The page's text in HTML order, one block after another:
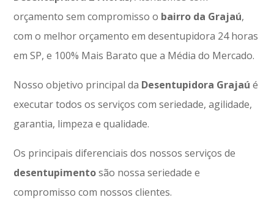
orçamento sem compromisso o bairro da Grajaú,
com o melhor orçamento em desentupidora 24 horas
em SP, e 100% Mais Barato que a Média do Mercado.
Nosso objetivo principal da Desentupidora Grajaú é
executar todos os serviços com seriedade, agilidade,
garantia, limpeza e qualidade.
Os principais diferenciais dos nossos serviços de
desentupimentosão nossa seriedade e
compromisso com nossos clientes.